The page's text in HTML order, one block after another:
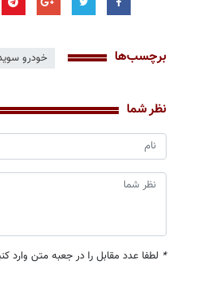
برچسب‌ها خودرو
نظر شما
* لطفا عدد مقابل را در جعبه متن وارد